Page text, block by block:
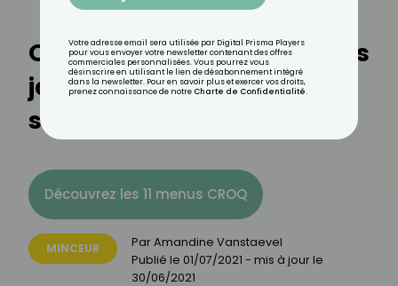
Que faire pour soulager ses
jambes lourdes en cas de
surpoids ?
Découvrez les 11 menus CROQ
MINCEUR ParAmandine Vanstaevel
Publié le 01/07/2021 - mis à jour le
30/06/2021
Votre adresse email sera utilisée par Digital Prisma Players
pour vous envoyer votre newsletter contenant des offres
commerciales personnalisées. Vous pourrez vous
désinscrire en utilisant le lien de désabonnement intégré
dans la newsletter. Pour en savoir plus et exercer vos droits,
prenez connaissance de notre Charte de Confidentialité.